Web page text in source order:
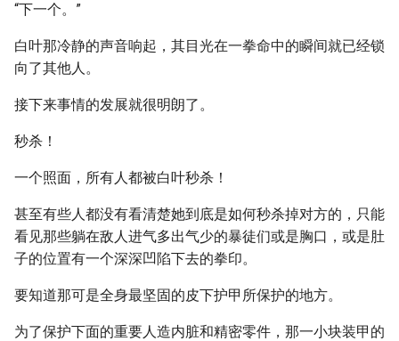
“下一个。”
白叶那冷静的声音响起，其目光在一拳命中的瞬间就已经锁
向了其他人。
接下来事情的发展就很明朗了。
秒杀！
一个照面，所有人都被白叶秒杀！
甚至有些人都没有看清楚她到底是如何秒杀掉对方的，只能
看见那些躺在敌人进气多出气少的暴徒们或是胸口，或是肚
子的位置有一个深深凹陷下去的拳印。
要知道那可是全身最坚固的皮下护甲所保护的地方。
为了保护下面的重要人造内脏和精密零件，那一小块装甲的